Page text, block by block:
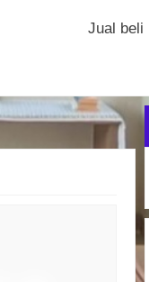
Jual beli